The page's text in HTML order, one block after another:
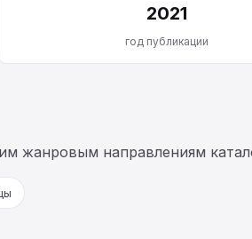
2021
год публикации
жанровым направлениям